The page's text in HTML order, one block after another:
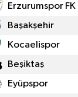
Erzurumspor FK
Başakşehir
Kocaelispor
Beşiktaş
Eyüpspor